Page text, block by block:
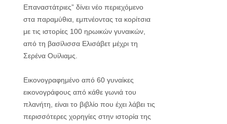
Επαναστάτριες” δίνει νέο περιεχόμενο
στα παραμύθια, εμπνέοντας τα κορίτσια
με τις ιστορίες 100 ηρωικών γυναικών,
από τη βασίλισσα Ελισάβετ μέχρι τη
Σερένα Ουίλιαμς.
Εικονογραφημένο από 60 γυναίκες
εικονογράφους από κάθε γωνιά του
πλανήτη, είναι το βιβλίο που έχει λάβει τις
περισσότερες χορηγίες στην ιστορία της